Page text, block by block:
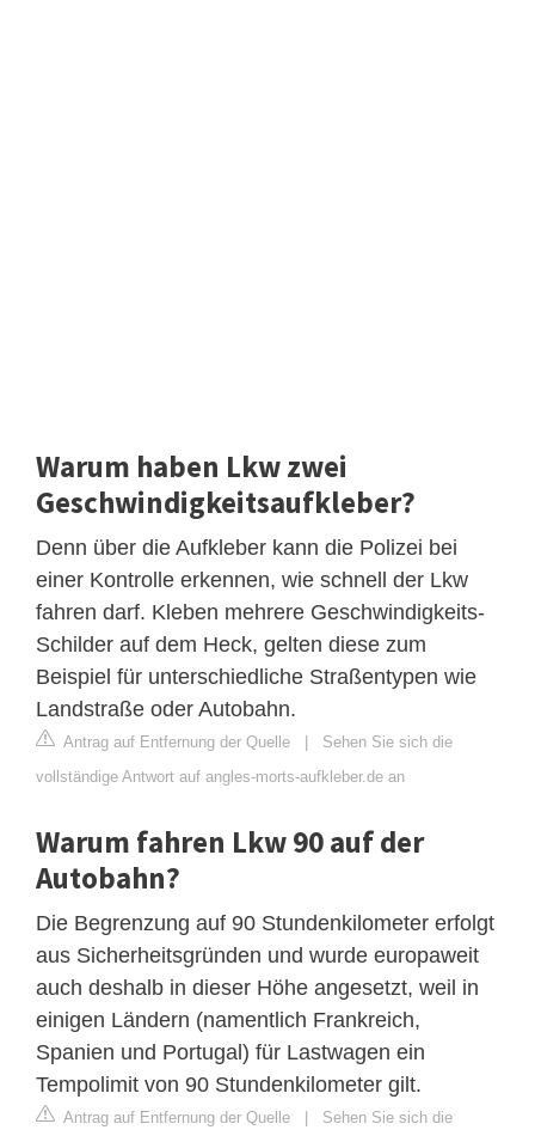
Warum haben Lkw zwei
Geschwindigkeitsaufkleber?
Denn über die Aufkleber kann die Polizei bei
einer Kontrolle erkennen, wie schnell der Lkw
fahren darf. Kleben mehrere Geschwindigkeits-
Schilder auf dem Heck, gelten diese zum
Beispiel für unterschiedliche Straßentypen wie
Landstraße oder Autobahn.
Antrag auf Entfernung der Quelle | Sehen Sie sich die
vollständige Antwort auf angles-morts-aufkleber.de an
Warum fahren Lkw 90 auf der
Autobahn?
Die Begrenzung auf 90 Stundenkilometer erfolgt
aus Sicherheitsgründen und wurde europaweit
auch deshalb in dieser Höhe angesetzt, weil in
einigen Ländern (namentlich Frankreich,
Spanien und Portugal) für Lastwagen ein
Tempolimit von 90 Stundenkilometer gilt.
Antrag auf Entfernung der Quelle | Sehen Sie sich die